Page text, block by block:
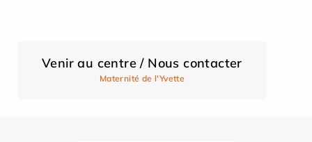
Venir au centre / Nous contacter
Maternité de l'Yvette